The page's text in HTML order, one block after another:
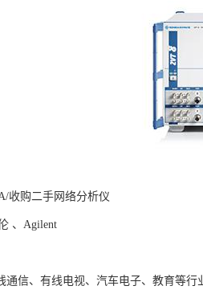
收购二手网络分析仪
、Agilent
信、有线电视、汽车电子、教育等行